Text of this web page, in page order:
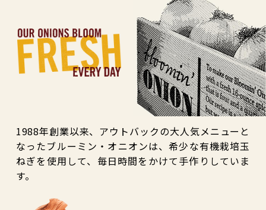
1988年創業以来、アウトバックの大人気メニューと
なったブルーミン・オニオンは、希少な有機栽培玉
ねぎを使用して、毎日時間をかけて手作りしていま
す。